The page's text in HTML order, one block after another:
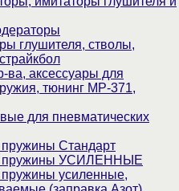
глушителя, стволы,
ва, аксессуары для
тюнинг МР-371,
для пневматических
пружины Стандарт
пружины УСИЛЕННЫЕ
пружины усиленные,